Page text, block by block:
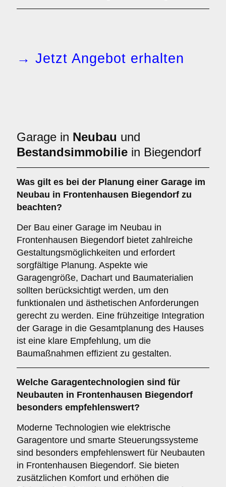
→ Jetzt Angebot erhalten
Garage in Neubau und
Bestandsimmobilie in Biegendorf
Was gilt es bei der Planung einer Garage im
Neubau in Frontenhausen Biegendorf zu
beachten?
Der Bau einer Garage im Neubau in
Frontenhausen Biegendorf bietet zahlreiche
Gestaltungsmöglichkeiten und erfordert
sorgfältige Planung. Aspekte wie
Garagengröße, Dachart und Baumaterialien
sollten berücksichtigt werden, um den
funktionalen und ästhetischen Anforderungen
gerecht zu werden. Eine frühzeitige Integration
der Garage in die Gesamtplanung des Hauses
ist eine klare Empfehlung, um die
Baumaßnahmen effizient zu gestalten.
Welche Garagentechnologien sind für
Neubauten in Frontenhausen Biegendorf
besonders empfehlenswert?
Moderne Technologien wie elektrische
Garagentore und smarte Steuerungssysteme
sind besonders empfehlenswert für Neubauten
in Frontenhausen Biegendorf. Sie bieten
zusätzlichen Komfort und erhöhen die